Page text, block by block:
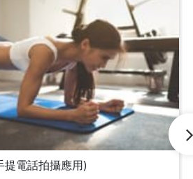
提電話拍攝應用)